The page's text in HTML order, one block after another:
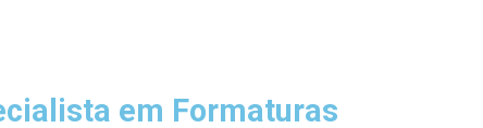
em Formaturas